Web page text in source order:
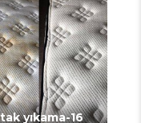
yıkama-16